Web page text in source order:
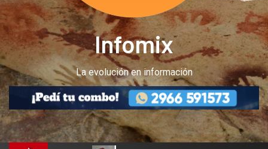
Infomix
La evolución en información